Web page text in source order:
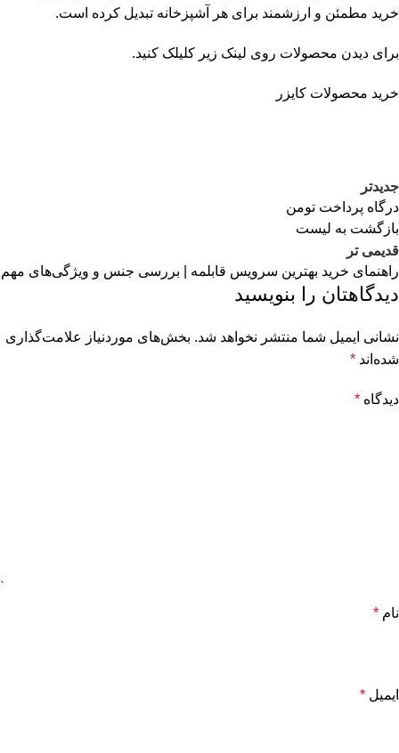
خرید مطمئن و ارزشمند برای هر آشپزخانه تبدیل کرده است.
برای دیدن محصولات روی لینک زیر کلیلک کنید.
خرید محصولات کایزر
جدیدتر
درگاه پرداخت تومن
بازگشت به لیست
قدیمی تر
راهنمای خرید بهترین سرویس قابلمه | بررسی جنس و ویژگی‌های مهم
دیدگاهتان را بنویسید
نشانی ایمیل شما منتشر نخواهد شد. بخش‌های موردنیاز علامت‌گذاری
شده‌اند *
دیدگاه *
نام *
ایمیل *